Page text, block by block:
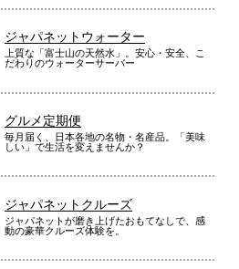
ジャパネットウォーター
上質な「富士山の天然水」。安心・安全、こ
だわりのウォーターサーバー
グルメ定期便
毎月届く、日本各地の名物・名産品。「美味
しい」で生活を変えませんか？
ジャパネットクルーズ
ジャパネットが磨き上げたおもてなしで、感
動の豪華クルーズ体験を。